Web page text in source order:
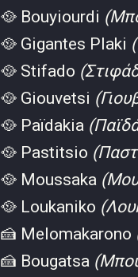
🥘 Bouyiourdi
🥘 Gigantes Plaki
🥘 Stifado
🥘 Giouvetsi
🥘 Païdakia
🥘 Pastitsio
🥘 Moussaka
🥘 Loukaniko
🍰 Melomakarono
🍰 Bougatsa